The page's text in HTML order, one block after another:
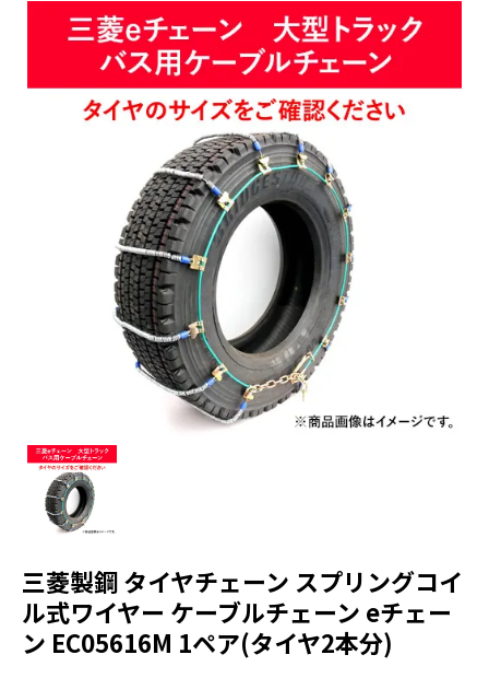
三菱製鋼 タイヤチェーン スプリングコイ
ル式ワイヤー ケーブルチェーン eチェー
ン EC05616M 1ペア(タイヤ2本分)